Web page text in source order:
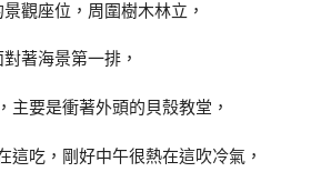
觀座位，周圍樹木林立，
對著海景第一排，
主要是衝著外頭的貝殼教堂，
這吃，剛好中午很熱在這吹冷氣，